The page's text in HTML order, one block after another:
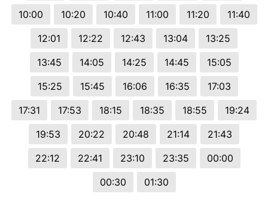
10:00
10:20 10:40 11:00 11:20
11:40
12:01
12:22 12:43 13:04
13:25
13:45
14:05 14:25 14:45
15:05
15:25
15:45 16:06 16:35
17:03
17:31
17:53 18:15 18:35 18:55
19:24
19:53
20:22 20:48 21:14
21:43
22:12
22:41 23:10 23:35
00:00
00:30
01:30